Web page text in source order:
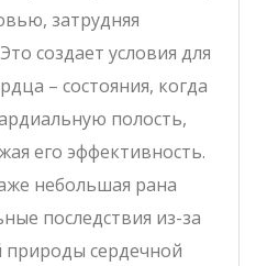
затрудняя
создает условия для
– состояния, когда
полость,
его эффективность.
небольшая рана
последствия из-за
природы сердечной